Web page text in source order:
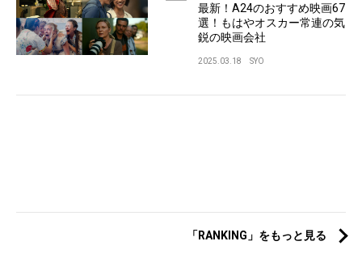
最新！A24のおすすめ映画67
選！もはやオスカー常連の気
鋭の映画会社
2025.03.18 SYO
「RANKING」をもっと見る